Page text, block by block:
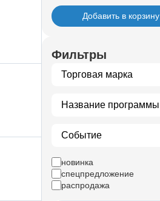
Добавить в корзину
Фильтры
новинка
спецпредложение
распродажа